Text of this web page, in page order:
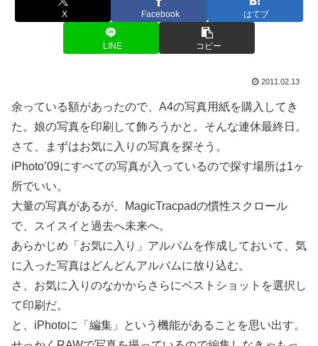
X Facebook はてブ
LINE コピー
2011.02.13
余っている額があったので、A4の写真用紙を購入してき
た。娘の写真を印刷して飾ろうかと。そんな連休最終日。
さて、まずはお気に入りの写真を探そう。
iPhoto’09にすべての写真が入っているので探す場所は1ヶ
所でいい。
大量の写真があるが、MagicTracpadの慣性スクロール
で、スイスイと過去へ未来へ。
あらかじめ「お気に入り」アルバムを作成しておいて、気
に入った写真はどんどんアルバムに放り込む。
さ、お気に入りのなかからさらにベストショットを選択し
て印刷だ。
と、iPhotoに「編集」という機能があることを思い出す。